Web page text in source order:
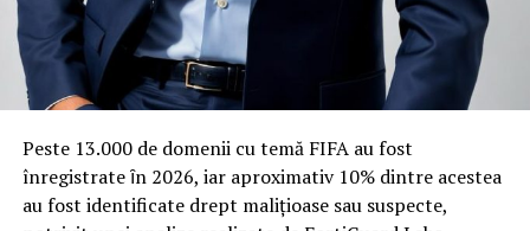
Rotația rapidă a oaspeților cere
materiale rezistente
Spre diferență de o locuință obișnuită, o cameră de hotel
trece printr-un ciclu de utilizare intensă: oaspeți diferiți,
bagaje trase pe roți, curățenie zilnică, uneori mai multe
Peste 13.000 de domenii cu temă FIFA au fost
înregistrate ȋn 2026, iar aproximativ 10% dintre acestea
au fost identificate drept malițioase sau suspecte,